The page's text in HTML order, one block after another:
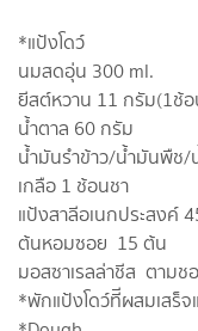
*แป้งโดว์
นมสดอุ่น 300 ml.
ยีสต์หวาน 11 กรัม(1ช้อ
น้ำตาล 60 กรัม
น้ำมันรำข้าว/น้ำมันพืช/
เกลือ 1 ช้อนชา​
แป้งสาลีอเนกประสงค์​
ต้นหอมซอย 15 ต้น
มอสซาเรลล่า​ชีส ตามช
*พักแป้งโดว์ทีีผสมเสร็จ